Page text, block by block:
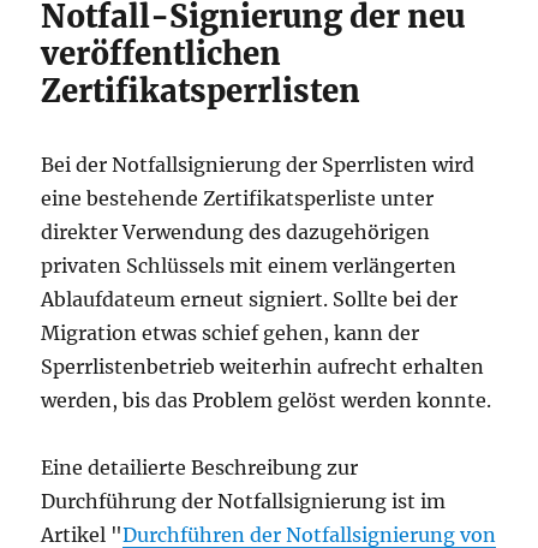
Notfall-Signierung der neu
veröffentlichen
Zertifikatsperrlisten
Bei der Notfallsignierung der Sperrlisten wird
eine bestehende Zertifikatsperliste unter
direkter Verwendung des dazugehörigen
privaten Schlüssels mit einem verlängerten
Ablaufdateum erneut signiert. Sollte bei der
Migration etwas schief gehen, kann der
Sperrlistenbetrieb weiterhin aufrecht erhalten
werden, bis das Problem gelöst werden konnte.
Eine detailierte Beschreibung zur
Durchführung der Notfallsignierung ist im
Artikel "Durchführen der Notfallsignierung von